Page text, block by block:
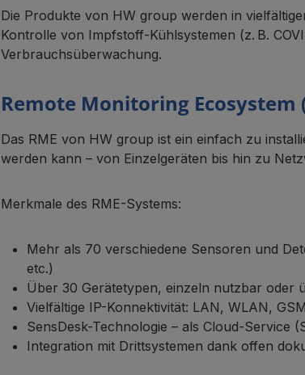
Die Produkte von HW group werden in
Kontrolle von Impfstoff-Kühlsystemen (z. B.
Verbrauchsüberwachung.
Remote Monitoring Ecosystem
Das RME von HW group ist ein einfach zu
werden kann – von Einzelgeräten bis hin zu
Merkmale des RME-Systems:
Mehr als 70 verschiedene Sensoren und
etc.)
Über 30 Gerätetypen, einzeln nutzbar oder
Vielfältige IP-Konnektivität: LAN, WLAN,
SensDesk-Technologie – als Cloud-Service
Integration mit Drittsystemen dank offen